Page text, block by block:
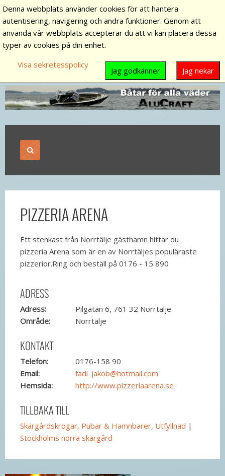
PIZZERIA ARENA
Ett stenkast från Norrtälje gästhamn hittar du
pizzeria Arena som är en av Norrtäljes populäraste
pizzerior.Ring och beställ på 0176 - 15 890
ADRESS
Adress:
Pilgatan 6, 761 32 Norrtälje
Område:
Norrtälje
KONTAKT
Telefon:
0176-158 90
Email:
fadi_jakob@hotmail.com
Hemsida:
http://www.pizzeriaarena.se
TILLBAKA TILL
Skärgårdskrogar, Pubar & Hamnbarer, Utfyllnad |
Stockholms norra skärgård
Denna webbplats använder cookies för att hantera
autentisering, navigering och andra funktioner. Genom att
använda vår webbplats accepterar du att vi kan placera dessa
typer av cookies på din enhet.
Visa sekretesspolicy
Jag nekar
Jag godkänner